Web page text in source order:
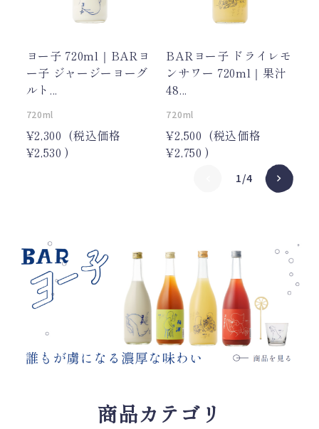
ヨー子 720ml｜BARヨ
ー子 ジャージーヨーグ
ルト...
720ml
¥2,300 (税込価格
¥2,530 )
BARヨー子 ドライレモ
ンサワー 720ml｜果汁
48...
720ml
¥2,500 (税込価格
¥2,750 )
1/4
商品カテゴリ